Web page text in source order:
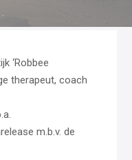
‘Robbee
therapeut, coach
m.b.v. de